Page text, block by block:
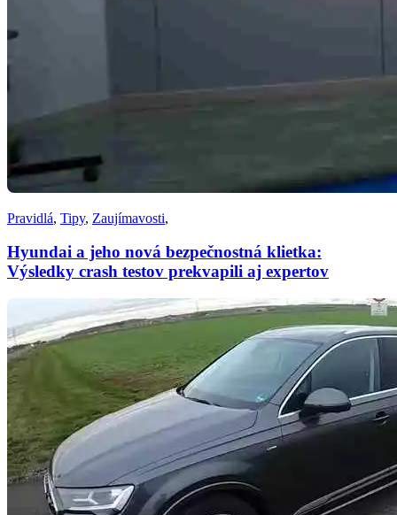
Pravidlá, Tipy, Zaujímavosti,
Hyundai a jeho nová bezpečnostná klietka:
Výsledky crash testov prekvapili aj expertov